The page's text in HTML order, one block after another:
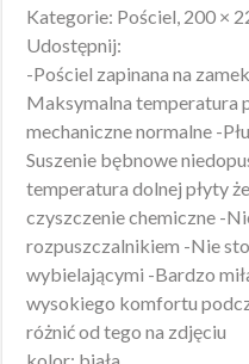
Kategorie: Pościel, 200 ×
Udostępnij:
-Pościel zapinana na
Maksymalna temperatura
mechaniczne normalne -
Suszenie bębnowe
temperatura dolnej płyty
czyszczenie chemiczne -
rozpuszczalnikiem -Nie
wybielającymi -Bardzo
wysokiego komfortu
różnić od tego na zdjęciu